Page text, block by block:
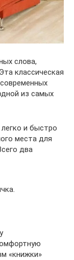
слова,
классическая
из самых
и быстро
места для
два
«книжки»